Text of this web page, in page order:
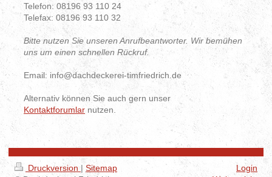
Telefon: 08196 93 110 24
Telefax: 08196 93 110 32
Bitte nutzen Sie unseren Anrufbeantworter. Wir bemühen
uns um einen schnellen Rückruf.
Email: info@dachdeckerei-timfriedrich.de
Alternativ können Sie auch gern unser
Kontaktforumlar nutzen.
Druckversion | Sitemap
Login